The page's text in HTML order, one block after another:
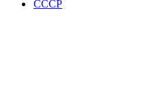
СССР